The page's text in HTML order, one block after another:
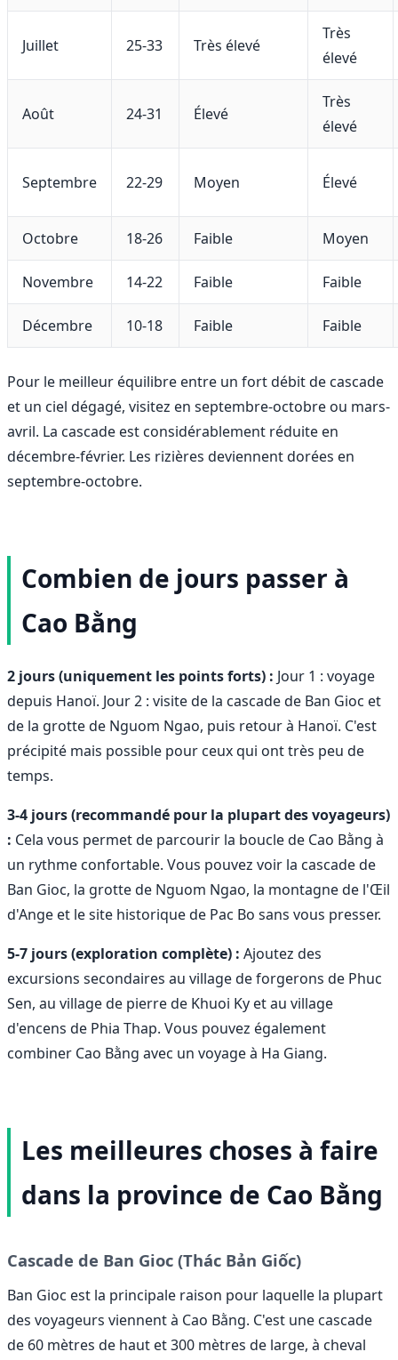
Juillet 25-33 Très élevé
Très
élevé
Août 24-31 Élevé
Très
élevé
Septembre 22-29 Moyen Élevé
Octobre 18-26 Faible Moyen
Novembre 14-22 Faible Faible
Décembre 10-18 Faible Faible
Pour le meilleur équilibre entre un fort débit de cascade
et un ciel dégagé, visitez en septembre-octobre ou mars-
avril. La cascade est considérablement réduite en
décembre-février. Les rizières deviennent dorées en
septembre-octobre.
Combien de jours passer à
Cao Bằng
2 jours (uniquement les points forts) : Jour 1 : voyage
depuis Hanoï. Jour 2 : visite de la cascade de Ban Gioc et
de la grotte de Nguom Ngao, puis retour à Hanoï. C'est
précipité mais possible pour ceux qui ont très peu de
temps.
3-4 jours (recommandé pour la plupart des voyageurs)
: Cela vous permet de parcourir la boucle de Cao Bằng à
un rythme confortable. Vous pouvez voir la cascade de
Ban Gioc, la grotte de Nguom Ngao, la montagne de l'Œil
d'Ange et le site historique de Pac Bo sans vous presser.
5-7 jours (exploration complète) : Ajoutez des
excursions secondaires au village de forgerons de Phuc
Sen, au village de pierre de Khuoi Ky et au village
d'encens de Phia Thap. Vous pouvez également
combiner Cao Bằng avec un voyage à Ha Giang.
Les meilleures choses à faire
dans la province de Cao Bằng
Cascade de Ban Gioc (Thác Bản Giốc)
Ban Gioc est la principale raison pour laquelle la plupart
des voyageurs viennent à Cao Bằng. C'est une cascade
de 60 mètres de haut et 300 mètres de large, à cheval